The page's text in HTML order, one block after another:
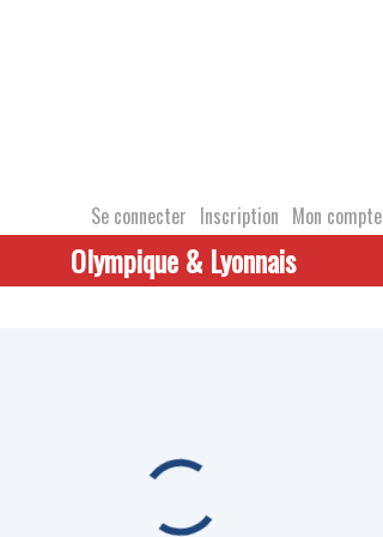
Se connecter Inscription Mon compte
Olympique & Lyonnais